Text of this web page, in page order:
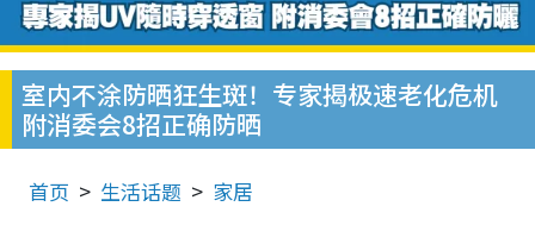
室内不涂防晒狂生斑！专家揭极速老化危机
附消委会8招正确防晒
首页 生活话题 家居